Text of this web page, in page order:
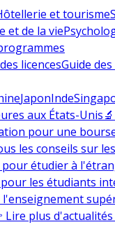
et tourisme
et de la vie
licencesGuide
JaponInde
aux États-Unis
pour une
les conseils sur
étudier à
les étudiants
l'enseignement
Lire plus